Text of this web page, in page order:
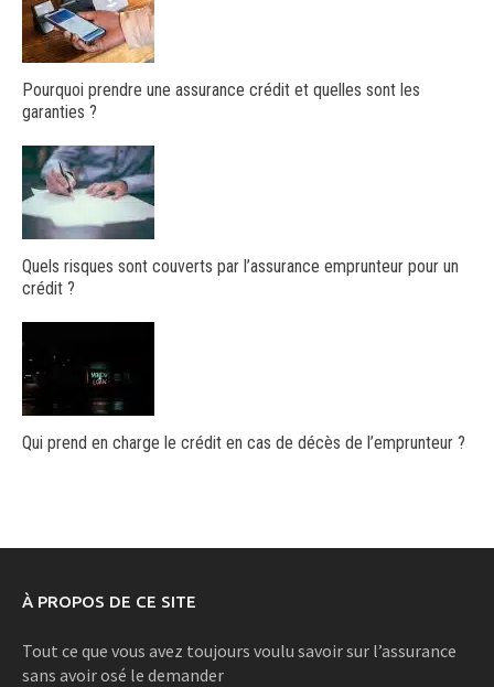
Pourquoi prendre une assurance crédit et quelles sont les
garanties ?
Quels risques sont couverts par l’assurance emprunteur pour un
crédit ?
Qui prend en charge le crédit en cas de décès de l’emprunteur ?
À PROPOS DE CE SITE
Tout ce que vous avez toujours voulu savoir sur l’assurance
sans avoir osé le demander